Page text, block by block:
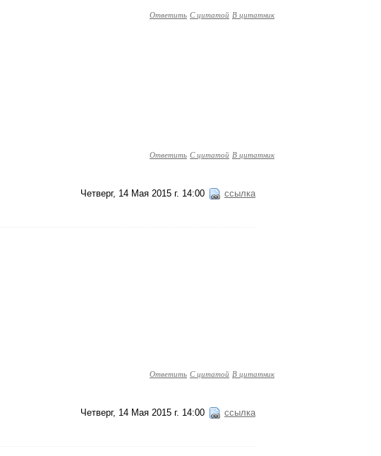
Ответить С цитатой В цитатник
Ответить С цитатой В цитатник
Четверг, 14 Мая 2015 г. 14:00 ссылка
Ответить С цитатой В цитатник
Четверг, 14 Мая 2015 г. 14:00 ссылка